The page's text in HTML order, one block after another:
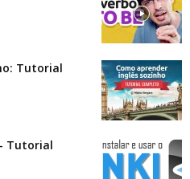
Tutorial
Tutorial